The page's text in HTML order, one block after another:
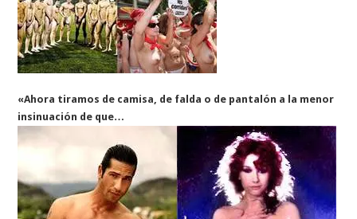
«Ahora tiramos de camisa, de falda o de pantalón a la menor
insinuación de que…